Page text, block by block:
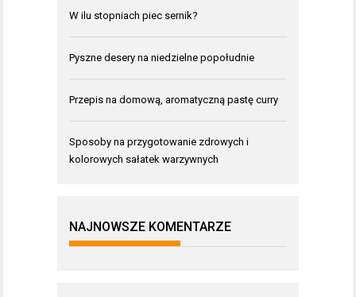
W ilu stopniach piec sernik?
Pyszne desery na niedzielne popołudnie
Przepis na domową, aromatyczną pastę curry
Sposoby na przygotowanie zdrowych i
kolorowych sałatek warzywnych
NAJNOWSZE KOMENTARZE